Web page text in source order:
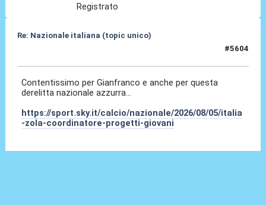
Registrato
Re: Nazionale italiana (topic unico)
#5604
Contentissimo per Gianfranco e anche per questa
derelitta nazionale azzurra...
https://sport.sky.it/calcio/nazionale/2026/08/05/italia
-zola-coordinatore-progetti-giovani